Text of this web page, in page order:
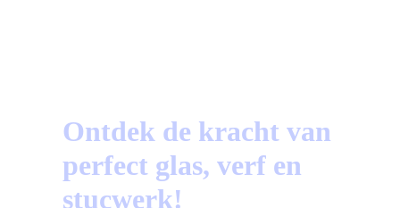
Ontdek de kracht van
perfect glas, verf en
stucwerk!